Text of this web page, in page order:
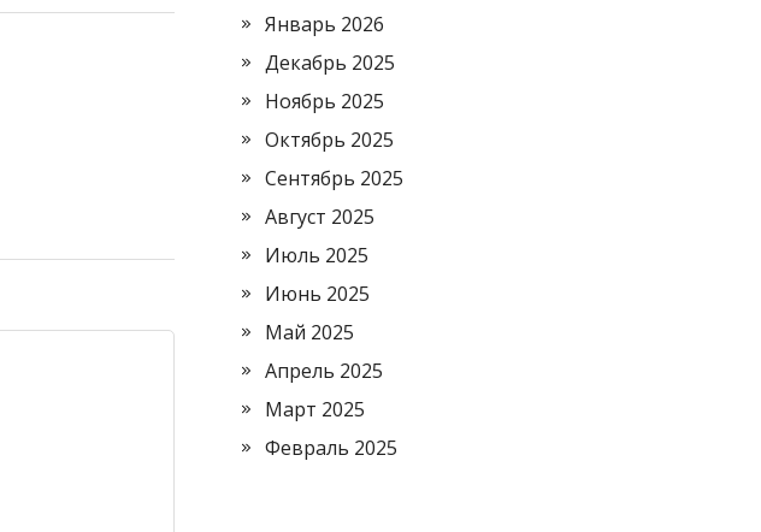
Январь 2026
Декабрь 2025
Ноябрь 2025
Октябрь 2025
Сентябрь 2025
Август 2025
Июль 2025
Июнь 2025
Май 2025
Апрель 2025
Март 2025
Февраль 2025